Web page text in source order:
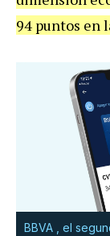
94 puntos en
BBVA , el